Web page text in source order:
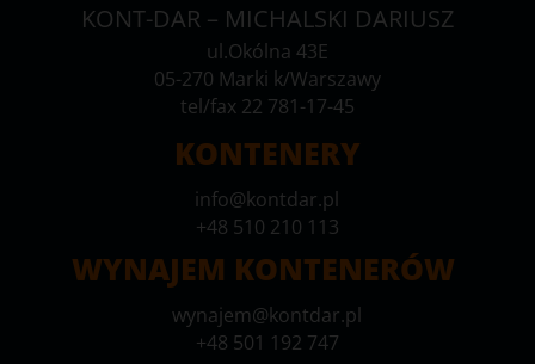
KONT-DAR – MICHALSKI DARIUSZ
ul.Okólna 43E
05-270 Marki k/Warszawy
tel/fax 22 781-17-45
KONTENERY
info@kontdar.pl
+48 510 210 113
WYNAJEM KONTENERÓW
wynajem@kontdar.pl
+48 501 192 747